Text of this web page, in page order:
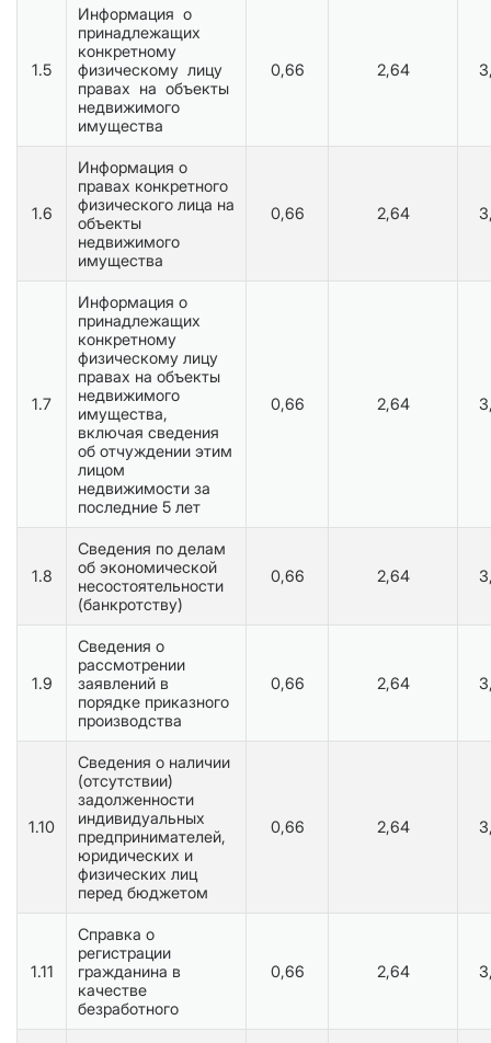
1.5
Информация о
принадлежащих
конкретному
физическому лицу
правах на объекты
недвижимого
имущества
0,66 2,64
1.6
Информация о
правах конкретного
физического лица на
объекты
недвижимого
имущества
0,66 2,64
1.7
Информация о
принадлежащих
конкретному
физическому лицу
правах на объекты
недвижимого
имущества,
включая сведения
об отчуждении этим
лицом
недвижимости за
последние 5 лет
0,66 2,64
1.8
Сведения по делам
об экономической
несостоятельности
(банкротству)
0,66 2,64
1.9
Сведения о
рассмотрении
заявлений в
порядке приказного
производства
0,66 2,64
1.10
Сведения о наличии
(отсутствии)
задолженности
индивидуальных
предпринимателей,
юридических и
физических лиц
перед бюджетом
0,66 2,64
1.11
Справка о
регистрации
гражданина в
качестве
безработного
0,66 2,64